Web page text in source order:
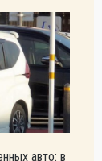
авто: в